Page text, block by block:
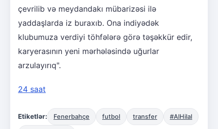
çevrilib və meydandakı mübarizəsi ilə
yaddaşlarda iz buraxıb. Ona indiyədək
klubumuza verdiyi töhfələrə görə təşəkkür edir,
karyerasının yeni mərhələsində uğurlar
arzulayırıq".
24 saat
Etiketlər: Fenerbahçe futbol transfer #AlHilal